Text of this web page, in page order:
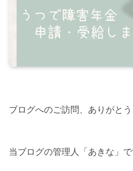
ブログへのご訪問、ありがとう
当ブログの管理人「あきな」で